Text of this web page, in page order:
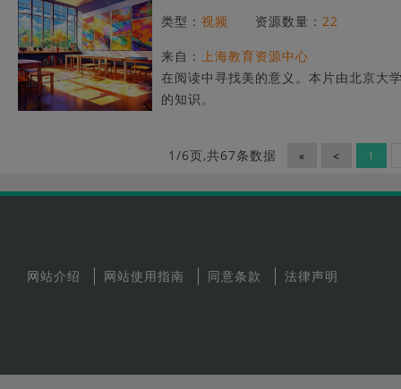
类型： 视频 资源数量： 22
来自： 上海教育资源中心
在阅读中寻找美的意义。本片由北京大
的知识。
1/6页,共67条数据 « < 1
网站介绍 网站使用指南 同意条款 法律声明